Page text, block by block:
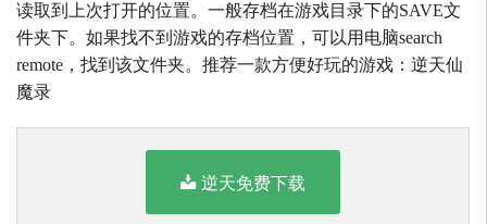
读取到上次打开的位置。一般存档在游戏目录下的SAVE文
件夹下。如果找不到游戏的存档位置，可以用电脑search
remote，找到该文件夹。推荐一款方便好玩的游戏：逆天仙
魔录
逆天免费下载